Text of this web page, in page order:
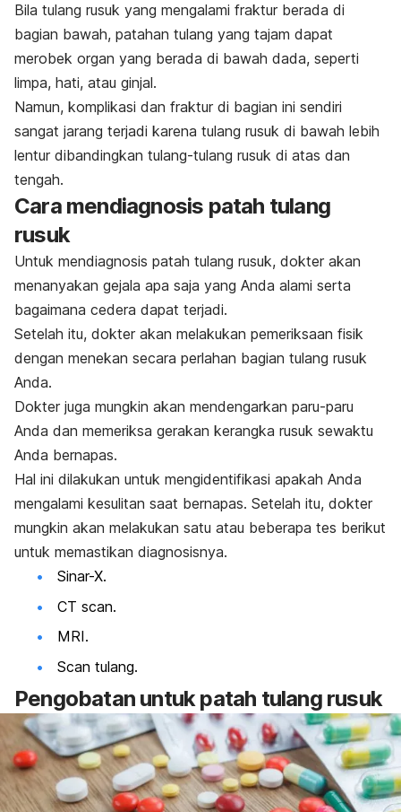
Bila tulang rusuk yang mengalami fraktur berada di
bagian bawah, patahan tulang yang tajam dapat
merobek organ yang berada di bawah dada, seperti
limpa, hati, atau ginjal.
Namun, komplikasi dan fraktur di bagian ini sendiri
sangat jarang terjadi karena tulang rusuk di bawah lebih
lentur dibandingkan tulang-tulang rusuk di atas dan
tengah.
Cara mendiagnosis patah tulang
rusuk
Untuk mendiagnosis patah tulang rusuk, dokter akan
menanyakan gejala apa saja yang Anda alami serta
bagaimana cedera dapat terjadi.
Setelah itu, dokter akan melakukan pemeriksaan fisik
dengan menekan secara perlahan bagian tulang rusuk
Anda.
Dokter juga mungkin akan mendengarkan paru-paru
Anda dan memeriksa gerakan kerangka rusuk sewaktu
Anda bernapas.
Hal ini dilakukan untuk mengidentifikasi apakah Anda
mengalami kesulitan saat bernapas. Setelah itu, dokter
mungkin akan melakukan satu atau beberapa tes berikut
untuk memastikan diagnosisnya.
Sinar-X.
CT scan.
MRI.
Scan tulang.
Pengobatan untuk patah tulang rusuk